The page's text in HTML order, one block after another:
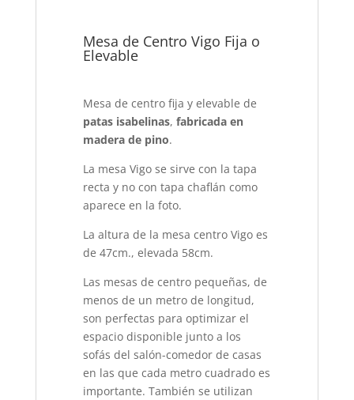
Mesa de Centro Vigo Fija o
Elevable
Mesa de centro fija y elevable de
patas isabelinas,fabricada en
madera de pino.
La mesa Vigo se sirve con la tapa
recta y no con tapa chaflán como
aparece en la foto.
La altura de la mesa centro Vigo es
de 47cm., elevada 58cm.
Las mesas de centro pequeñas, de
menos de un metro de longitud,
son perfectas para optimizar el
espacio disponible junto a los
sofás del salón-comedor de casas
en las que cada metro cuadrado es
importante. También se utilizan